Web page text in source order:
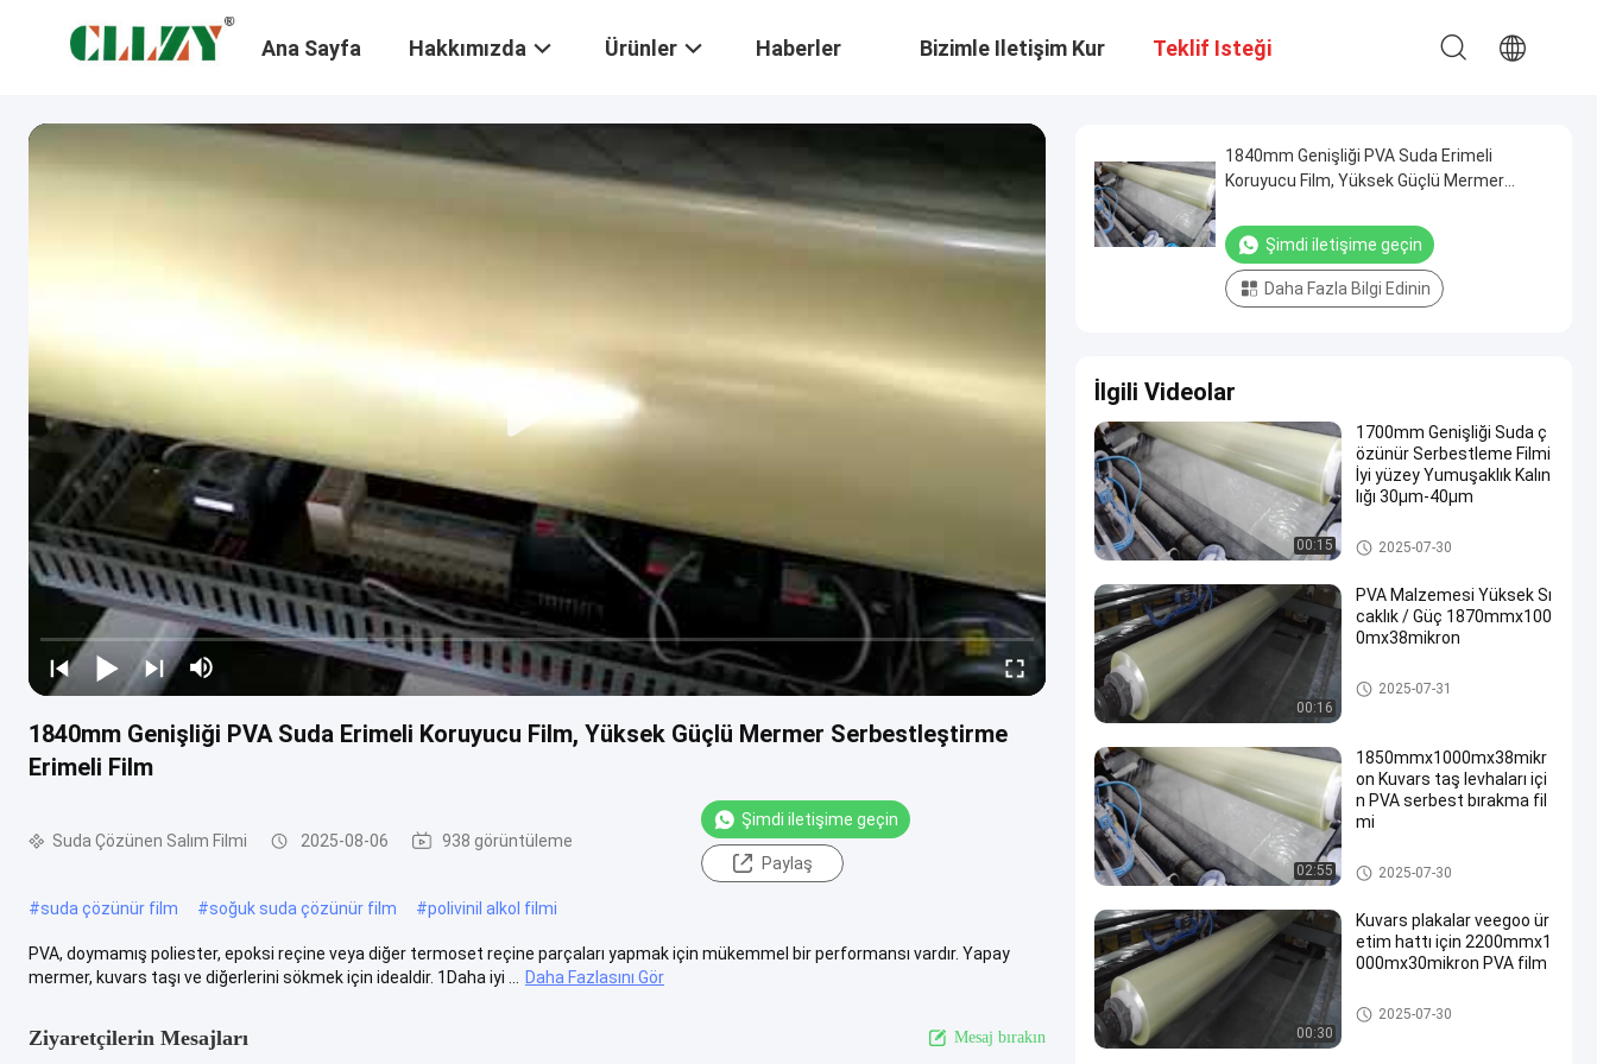
Ana Sayfa Hakkımızda Ürünler Haberler Bizimle Iletişim Kur Teklif Isteği
1840mm Genişliği PVA Suda Erimeli Koruyucu Film, Yüksek Güçlü Mermer Serbestleştirme
Erimeli Film
Suda Çözünen Salım Filmi 2025-08-06 938 görüntüleme
Şimdi iletişime geçin
Paylaş
#suda çözünür film #soğuk suda çözünür film #polivinil alkol filmi
PVA, doymamış poliester, epoksi reçine veya diğer termoset reçine parçaları yapmak için mükemmel bir performansı vardır. Yapay
mermer, kuvars taşı ve diğerlerini sökmek için idealdir. 1Daha iyi ...
Daha Fazlasını Gör
Ziyaretçilerin Mesajları Mesaj bırakın
1840mm Genişliği PVA Suda Erimeli
Koruyucu Film, Yüksek Güçlü Mermer
Şimdi iletişime geçin
Daha Fazla Bilgi Edinin
İlgili Videolar
00:15
1700mm Genişliği Suda ç
özünür Serbestleme Filmi
İyi yüzey Yumuşaklık Kalın
lığı 30μm-40μm
Suda Çözünen Salım Filmi
2025-07-30
00:16
PVA Malzemesi Yüksek Sı
caklık / Güç 1870mmx100
0mx38mikron
Suda Çözünen Salım Filmi
2025-07-31
02:55
1850mmx1000mx38mikr
on Kuvars taş levhaları içi
n PVA serbest bırakma fil
mi
Suda Çözünen Salım Filmi
2025-07-30
00:30
Kuvars plakalar veegoo ür
etim hattı için 2200mmx1
000mx30mikron PVA film
Suda Çözünen Salım Filmi
2025-07-30